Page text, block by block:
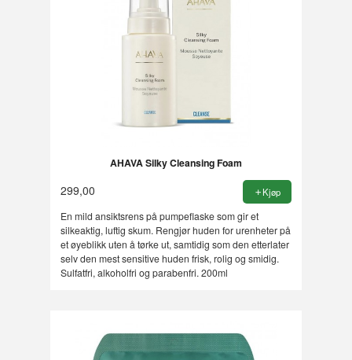
AHAVA Silky Cleansing Foam
299,00 Kjøp
En mild ansiktsrens på pumpeflaske som gir et
silkeaktig, luftig skum. Rengjør huden for urenheter på
et øyeblikk uten å tørke ut, samtidig som den etterlater
selv den mest sensitive huden frisk, rolig og smidig.
Sulfatfri, alkoholfri og parabenfri. 200ml